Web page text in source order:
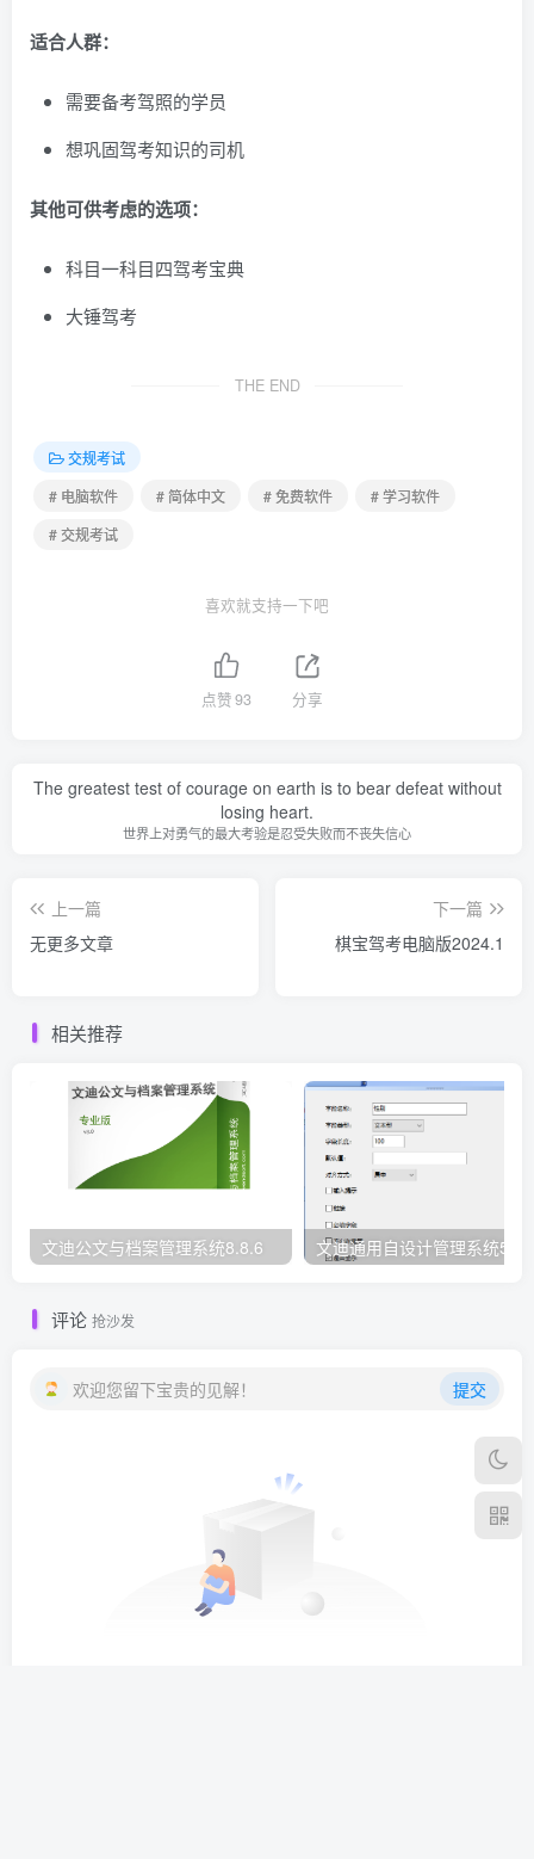
适合人群：
需要备考驾照的学员
想巩固驾考知识的司机
其他可供考虑的选项：
科目一科目四驾考宝典
大锤驾考
THE END
交规考试
# 电脑软件
# 简体中文 # 免费软件
# 学习软件
# 交规考试
喜欢就支持一下吧
点赞93 分享
The greatest test of courage on earth is to bear defeat without
losing heart.
世界上对勇气的最大考验是忍受失败而不丧失信心
上一篇
无更多文章
下一篇
棋宝驾考电脑版2024.1
相关推荐
文迪公文与档案管理系统8.8.6 文迪通用自设计管理系统
评论 抢沙发
欢迎您留下宝贵的见解！ 提交